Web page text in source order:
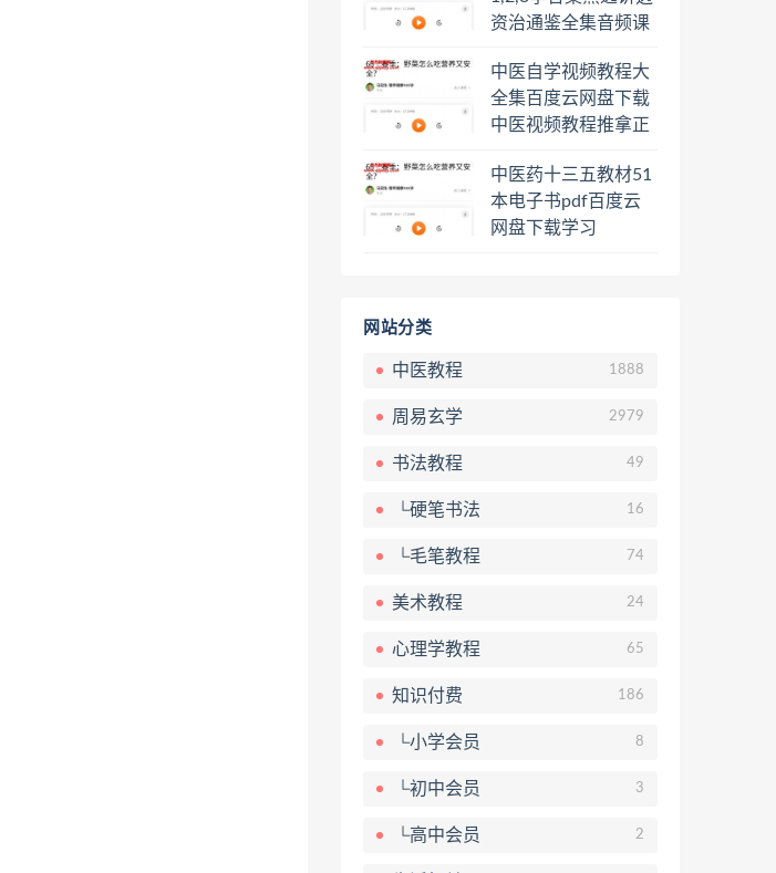
资治通鉴全集音频课
一二三辑合集百度云
网盘下载学习
中医自学视频教程大
全集百度云网盘下载
中医视频教程推拿正
经络脉诊面诊舌诊手
诊私密终身会员百度
网盘共享群
中医药十三五教材51
本电子书pdf百度云
网盘下载学习
网站分类
中医教程 1888
周易玄学 2979
书法教程 49
└硬笔书法 16
└毛笔教程 74
美术教程 24
心理学教程 65
知识付费 186
└小学会员 8
└初中会员 3
└高中会员 2